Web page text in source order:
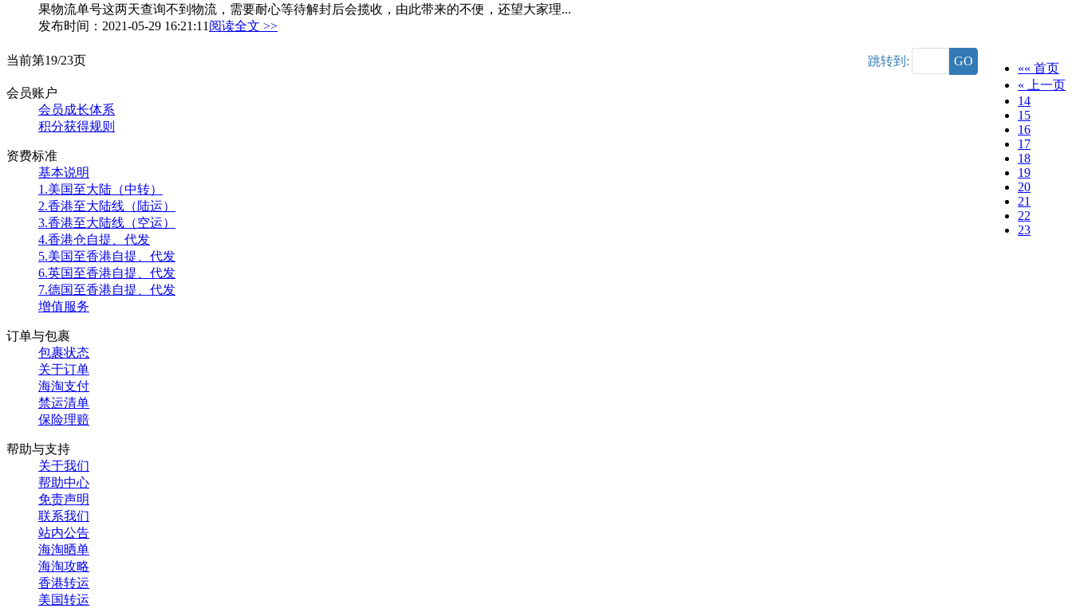
果物流单号这两天查询不到物流，需要耐心等待解封后会揽收，由此带来的不便，还望大家理...
发布时间：2021-05-29 16:21:11 阅读全文 >>
当前第19/23页
«« 首页
« 上一页
14
15
16
17
18
19
20
21
22
23
跳转到: GO
会员账户
会员成长体系
积分获得规则
资费标准
基本说明
1.美国至大陆（中转）
2.香港至大陆线（陆运）
3.香港至大陆线（空运）
4.香港仓自提、代发
5.美国至香港自提、代发
6.英国至香港自提、代发
7.德国至香港自提、代发
增值服务
订单与包裹
包裹状态
关于订单
海淘支付
禁运清单
保险理赔
帮助与支持
关于我们
帮助中心
免责声明
联系我们
站内公告
海淘晒单
海淘攻略
香港转运
美国转运